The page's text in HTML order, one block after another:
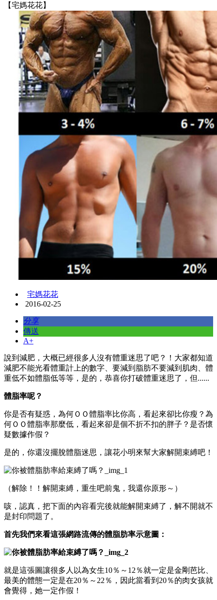
【宅媽花花】
宅媽花花
2016-02-25
分享
傳送
A+
說到減肥，大概已經很多人沒有體重迷思了吧？！大家都知道
減肥不能光看體重計上的數字、要減到脂肪不要減到肌肉、體
重低不如體脂低等等，是的，恭喜你打破體重迷思了，但......
體脂率呢？
你是否有疑惑，為何ＯＯ體脂率比你高，看起來卻比你瘦？為
何ＯＯ體脂率那麼低，看起來卻是個不折不扣的胖子？是否懷
疑數據作假？
是的，你還沒擺脫體脂迷思，讓花小明來幫大家解開束縛吧！
（解除！！解開束縛，重生吧前鬼，我還你原形～）
咳，認真，把下面的內容看完後就能解開束縛了，解不開就不
是封印問題了。
首先我們來看這張網路流傳的體脂肪率示意圖：
就是這張圖讓很多人以為女生10％～12％就一定是金剛芭比、
最美的體態一定是在20％～22％，因此當看到20％的肉女孩就
會覺得，她一定作假！